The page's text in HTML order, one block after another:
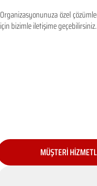
Organizasyonunuza özel
için bizimle iletişime
MÜŞTERİ